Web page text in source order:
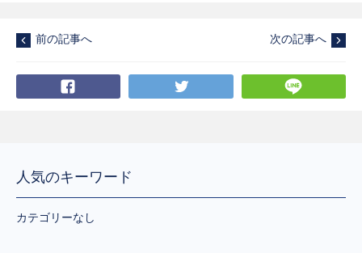
前の記事へ 次の記事へ
人気のキーワード
カテゴリーなし